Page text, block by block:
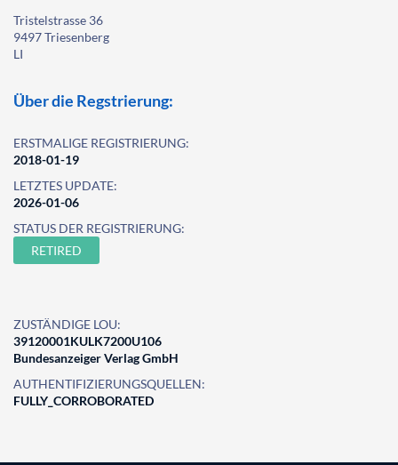
Tristelstrasse 36
9497 Triesenberg
LI
Über die Regstrierung:
ERSTMALIGE REGISTRIERUNG:
2018-01-19
LETZTES UPDATE:
2026-01-06
STATUS DER REGISTRIERUNG:
RETIRED
ZUSTÄNDIGE LOU:
39120001KULK7200U106
Bundesanzeiger Verlag GmbH
AUTHENTIFIZIERUNGSQUELLEN:
FULLY_CORROBORATED